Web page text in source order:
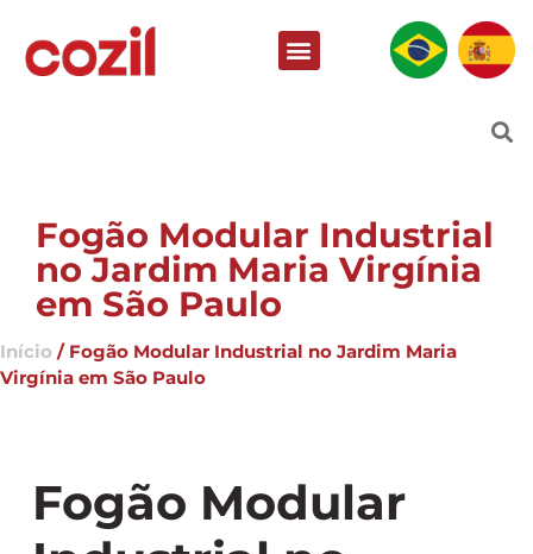
Fogão Modular Industrial
no Jardim Maria Virgínia
em São Paulo
Início / Fogão Modular Industrial no Jardim Maria
Virgínia em São Paulo
Fogão Modular